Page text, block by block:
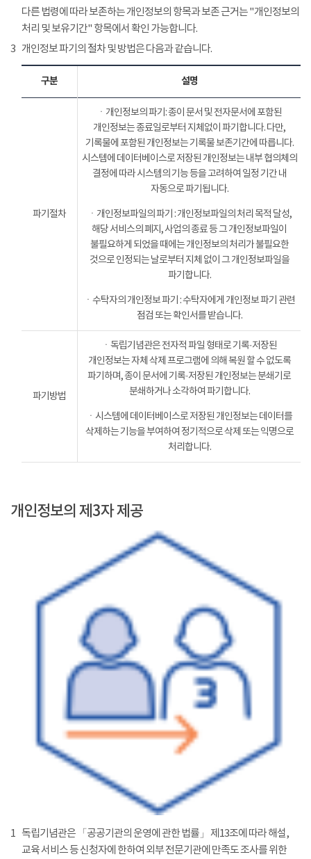
다른 법령에 따라 보존하는 개인정보의 항목과 보존 근거는 "개인정보의
처리 및 보유기간" 항목에서 확인 가능합니다.
3 개인정보 파기의 절차 및 방법은 다음과 같습니다.
구분 설명
파기절차
ㆍ개인정보의 파기: 종이 문서 및 전자문서에 포함된
개인정보는 종료일로부터 지체없이 파기합니다. 다만,
기록물에 포함된 개인정보는 기록물 보존기간에 따릅니다.
시스템에 데이터베이스로 저장된 개인정보는 내부 협의체의
결정에 따라 시스템의 기능 등을 고려하여 일정 기간 내
자동으로 파기됩니다.
ㆍ개인정보파일의 파기 : 개인정보파일의 처리 목적 달성,
해당 서비스의 폐지, 사업의 종료 등 그 개인정보파일이
불필요하게 되었을 때에는 개인정보의 처리가 불필요한
것으로 인정되는 날로부터 지체 없이 그 개인정보파일을
파기합니다.
ㆍ수탁자의 개인정보 파기 : 수탁자에게 개인정보 파기 관련
점검 또는 확인서를 받습니다.
파기방법
ㆍ독립기념관은 전자적 파일 형태로 기록·저장된
개인정보는 자체 삭제 프로그램에 의해 복원 할 수 없도록
파기하며, 종이 문서에 기록·저장된 개인정보는 분쇄기로
분쇄하거나 소각하여 파기합니다.
ㆍ시스템에 데이터베이스로 저장된 개인정보는 데이터를
삭제하는 기능을 부여하여 정기적으로 삭제 또는 익명으로
처리합니다.
개인정보의 제3자 제공
1 독립기념관은 「공공기관의 운영에 관한 법률」 제13조에 따라 해설,
교육 서비스 등 신청자에 한하여 외부 전문기관에 만족도 조사를 위한